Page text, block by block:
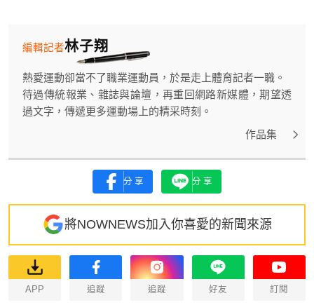
林子翔
編輯記者
熱愛運動卻當不了職業運動員，於是走上體育記者一職。
待過傳統報業、雜誌與論壇，再重回網路新媒體，期望透
過文字，傳遞更多運動場上的精采時刻。
作品集
分享 分享
將NOWNEWS加入你喜愛的新聞來源
APP 追蹤 追蹤 好友 訂閱